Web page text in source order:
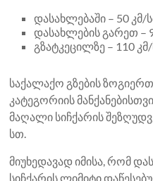
დასახლებაში – 50 კმ/
დასახლების გარეთ –
გზატკეცილზე – 110
საქალაქო გზების
კატეგორიის
მაღალი სიჩქარის
სთ.
მიუხედავად იმისა, რომ
სიჩქარის ლიმიტი